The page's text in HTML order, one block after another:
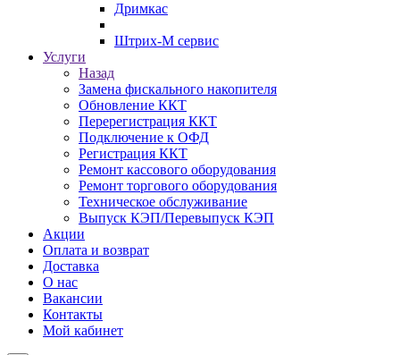
Дримкас
Штрих-М сервис
Услуги
Назад
Замена фискального накопителя
Обновление ККТ
Перерегистрация ККТ
Подключение к ОФД
Регистрация ККТ
Ремонт кассового оборудования
Ремонт торгового оборудования
Техническое обслуживание
Выпуск КЭП/Перевыпуск КЭП
Акции
Оплата и возврат
Доставка
О нас
Вакансии
Контакты
Мой кабинет